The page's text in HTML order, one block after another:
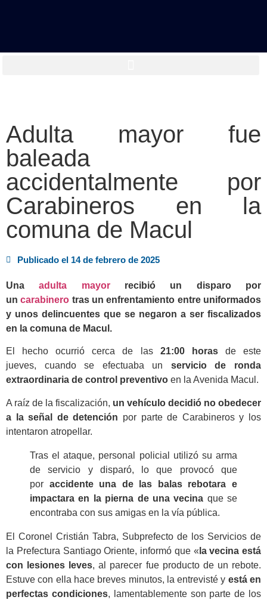
Adulta mayor fue
baleada
accidentalmente por
Carabineros en la
comuna de Macul
Publicado el 14 de febrero de 2025
Unaadulta mayorrecibió un disparo por
uncarabinero tras un enfrentamiento entre uniformados
y unos delincuentes que se negaron a ser fiscalizados
en la comuna de Macul.
El hecho ocurrió cerca de las21:00 horasde este
jueves, cuando se efectuaba un servicio de ronda
extraordinaria de control preventivo en la Avenida Macul.
A raíz de la fiscalización, un vehículo decidió no obedecer
a la señal de detención por parte de Carabineros y los
intentaron atropellar.
Tras el ataque, personal policial utilizó su arma
de servicio y disparó, lo que provocó que
por accidente una de las balas rebotara e
impactara en la pierna de una vecina que se
encontraba con sus amigas en la vía pública.
El Coronel Cristián Tabra, Subprefecto de los Servicios de
la Prefectura Santiago Oriente, informó que « a vecina está
con lesiones leves, al parecer fue producto de un rebote.
Estuve con ella hace breves minutos, la entrevisté y está en
perfectas condiciones, lamentablemente son parte de los